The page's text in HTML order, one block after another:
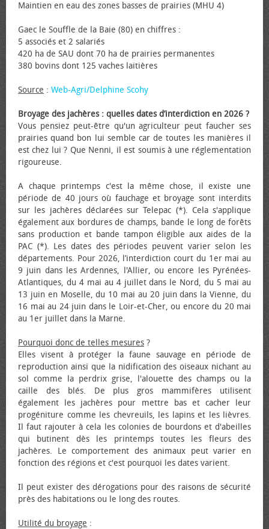
Maintien en eau des zones basses de prairies (MHU 4)
Gaec le Souffle de la Baie (80) en chiffres :
5 associés et 2 salariés
420 ha de SAU dont 70 ha de prairies permanentes
380 bovins dont 125 vaches laitières
Source : Web-Agri/Delphine Scohy
Broyage des jachères : quelles dates d’interdiction en 2026 ?
Vous pensiez peut-être qu'un agriculteur peut faucher ses
prairies quand bon lui semble car de toutes les manières il
est chez lui ? Que Nenni, il est soumis à une réglementation
rigoureuse.
A chaque printemps c'est la même chose, il existe une
période de 40 jours où fauchage et broyage sont interdits
sur les jachères déclarées sur Telepac (*). Cela s'applique
également aux bordures de champs, bande le long de forêts
sans production et bande tampon éligible aux aides de la
PAC (*). Les dates des périodes peuvent varier selon les
départements. Pour 2026, l’interdiction court du 1er mai au
9 juin dans les Ardennes, l'Allier, ou encore les Pyrénées-
Atlantiques, du 4 mai au 4 juillet dans le Nord, du 5 mai au
13 juin en Moselle, du 10 mai au 20 juin dans la Vienne, du
16 mai au 24 juin dans le Loir-et-Cher, ou encore du 20 mai
au 1er juillet dans la Marne.
Pourquoi donc de telles mesures ?
Elles visent à protéger la faune sauvage en période de
reproduction ainsi que la nidification des oiseaux nichant au
sol comme la perdrix grise, l'alouette des champs ou la
caille des blés. De plus gros mammifères utilisent
également les jachères pour mettre bas et cacher leur
progéniture comme les chevreuils, les lapins et les lièvres.
Il faut rajouter à cela les colonies de bourdons et d'abeilles
qui butinent dès les printemps toutes les fleurs des
jachères. Le comportement des animaux peut varier en
fonction des régions et c'est pourquoi les dates varient.
Il peut exister des dérogations pour des raisons de sécurité
près des habitations ou le long des routes.
Utilité du broyage :